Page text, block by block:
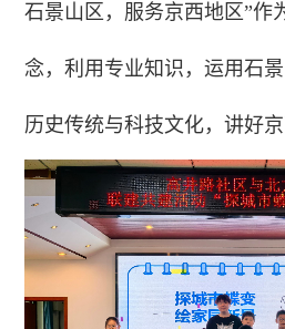
石景山区，服务京西地区”作
念，利用专业知识，运用石
历史传统与科技文化，讲好京